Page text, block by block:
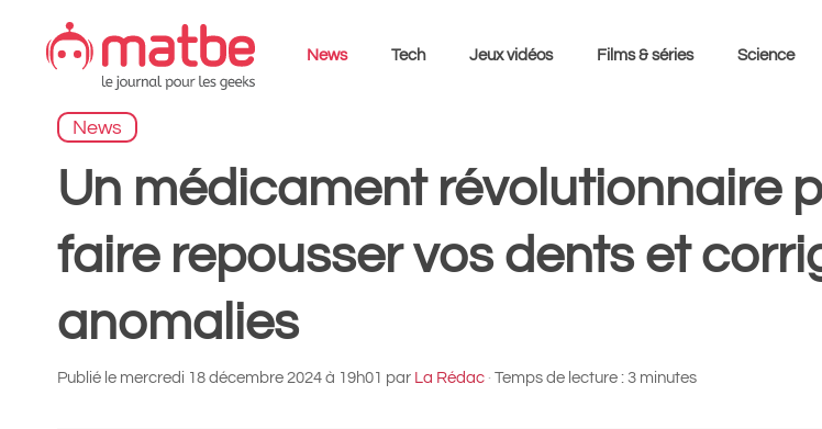
contenu
News Tech Jeux vidéos Films & séries Science
News
Un médicament révolutionnaire
faire repousser vos dents et
anomalies
Publié le mercredi 18 décembre 2024 à 19h01 par La Rédac · Temps de lecture : 3 minutes